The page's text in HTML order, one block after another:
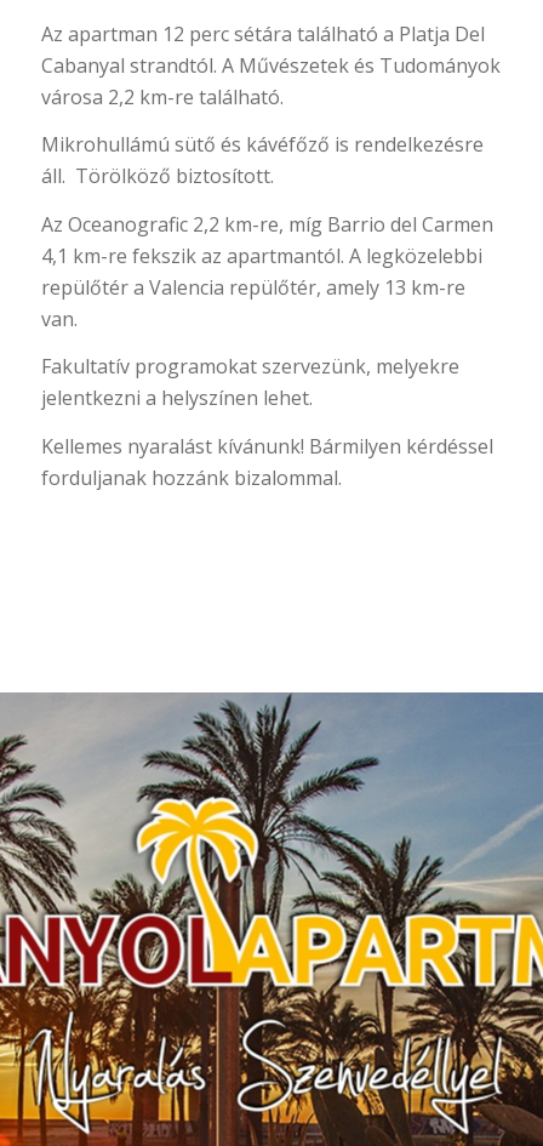
Az apartman 12 perc sétára található a Platja Del
Cabanyal strandtól. A Művészetek és Tudományok
városa 2,2 km-re található.
Mikrohullámú sütő és kávéfőző is rendelkezésre
áll. Törölköző biztosított.
Az Oceanografic 2,2 km-re, míg Barrio del Carmen
4,1 km-re fekszik az apartmantól. A legközelebbi
repülőtér a Valencia repülőtér, amely 13 km-re
van.
Fakultatív programokat szervezünk, melyekre
jelentkezni a helyszínen lehet.
Kellemes nyaralást kívánunk! Bármilyen kérdéssel
forduljanak hozzánk bizalommal.